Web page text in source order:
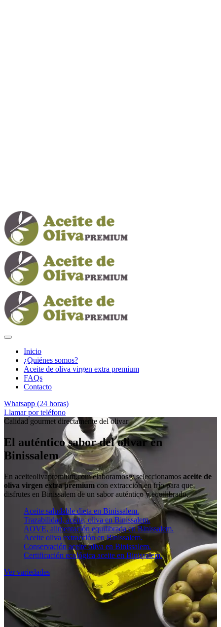
Inicio
¿Quiénes somos?
Aceite de oliva virgen extra premium
FAQs
Contacto
Whatsapp (24 horas)
Llamar por teléfono
Calidad gourmet directamente del olivar
El auténtico sabor del olivar en
Binissalem
En aceiteolivapremium.com elaboramos y seleccionamos aceite de
oliva virgen extra premium con extracción en frío para que
disfrutes en Binissalem de un sabor auténtico y equilibrado.
Aceite saludable dieta en Binissalem.
Trazabilidad, aceite, oliva en Binissalem.
AOVE, alimentación equilibrada en Binissalem.
Aceite oliva extracción en Binissalem.
Conservación aceite oliva en Binissalem.
Certificación ecológica aceite en Binissalem.
Ver variedades